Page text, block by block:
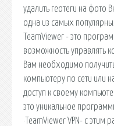
удалить геотеги на фото
одна из самых
TeamViewer - это
возможность управлять
Вам необходимо
компьютеру по сети или
доступ к своему
это уникальное
·TeamViewer VPN- с